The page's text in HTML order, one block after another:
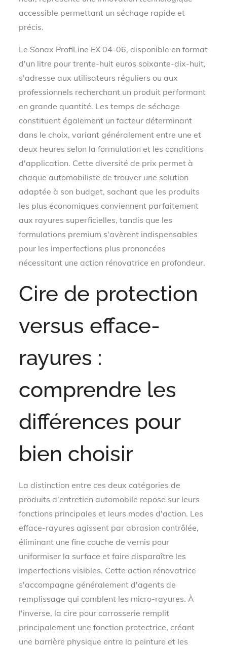
accessible permettant un séchage rapide et
précis.
Le Sonax ProfiLine EX 04-06, disponible en format
d'un litre pour trente-huit euros soixante-dix-huit,
s'adresse aux utilisateurs réguliers ou aux
professionnels recherchant un produit performant
en grande quantité. Les temps de séchage
constituent également un facteur déterminant
dans le choix, variant généralement entre une et
deux heures selon la formulation et les conditions
d'application. Cette diversité de prix permet à
chaque automobiliste de trouver une solution
adaptée à son budget, sachant que les produits
les plus économiques conviennent parfaitement
aux rayures superficielles, tandis que les
formulations premium s'avèrent indispensables
pour les imperfections plus prononcées
nécessitant une action rénovatrice en profondeur.
Cire de protection
versus efface-
rayures :
comprendre les
différences pour
bien choisir
La distinction entre ces deux catégories de
produits d'entretien automobile repose sur leurs
fonctions principales et leurs modes d'action. Les
efface-rayures agissent par abrasion contrôlée,
éliminant une fine couche de vernis pour
uniformiser la surface et faire disparaître les
imperfections visibles. Cette action rénovatrice
s'accompagne généralement d'agents de
remplissage qui comblent les micro-rayures. À
l'inverse, la cire pour carrosserie remplit
principalement une fonction protectrice, créant
une barrière physique entre la peinture et les